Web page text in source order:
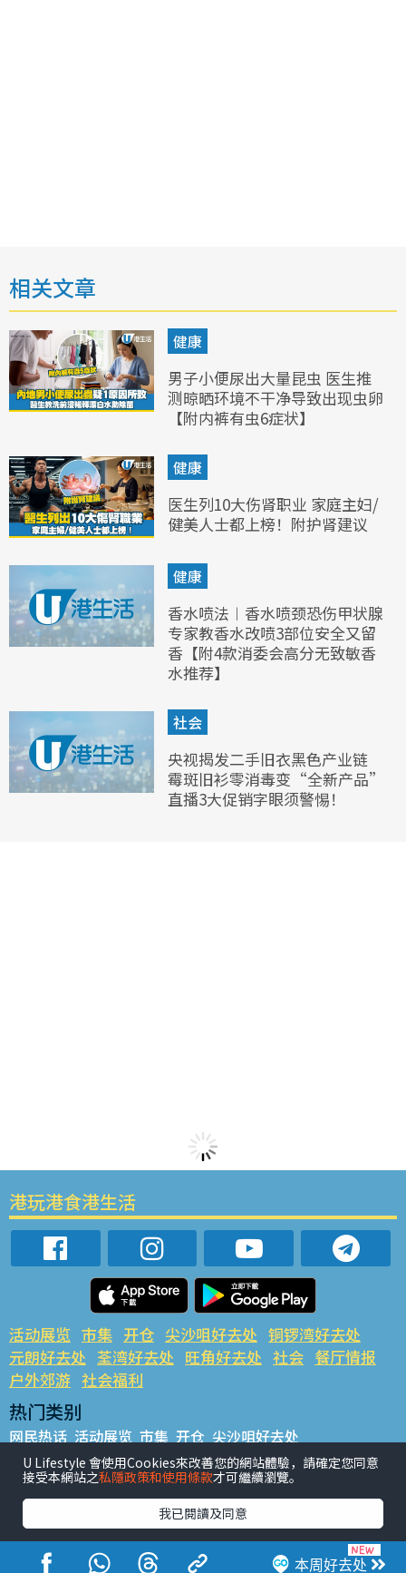
相关文章
健康
男子小便尿出大量昆虫 医生推
测晾晒环境不干净导致出现虫卵
【附内裤有虫6症状】
健康
医生列10大伤肾职业 家庭主妇/
健美人士都上榜！附护肾建议
健康
香水喷法︱香水喷颈恐伤甲状腺
专家教香水改喷3部位安全又留
香【附4款消委会高分无致敏香
水推荐】
社会
央视揭发二手旧衣黑色产业链
霉斑旧衫零消毒变“全新产品”
直播3大促销字眼须警惕！
本周好去处
港玩港食港生活
活动展览 市集 开仓 尖沙咀好去处 铜锣湾好去处
元朗好去处 荃湾好去处 旺角好去处 社会 餐厅情报
户外郊游 社会福利
热门类别
网民热话 活动展览 市集 开仓 尖沙咀好去处
铜锣湾好去处 元朗好去处 荃湾好去处 旺角好去处 社会
餐厅情报 户外郊游
热门标签
#UGO揾好去处 #人气活动推介 #美食社群热话
#亲子玩乐好去处
#ULifestyle应用程式
#限时抢
U Lifestyle 會使用Cookies來改善您的網站體驗，請確定您同意
接受本網站之私隱政策和使用條款才可繼續瀏覽。
我已閱讀及同意